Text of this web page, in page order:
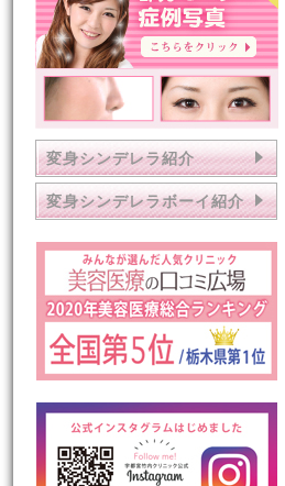
変身シンデレラ紹介
変身シンデレラボーイ紹介